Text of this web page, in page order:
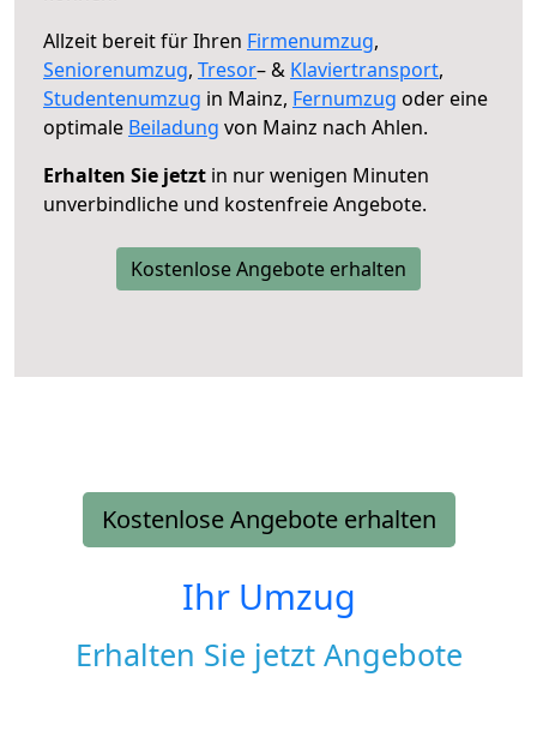
Allzeit bereit für Ihren Firmenumzug,
Seniorenumzug, Tresor– & Klaviertransport,
Studentenumzug in Mainz, Fernumzug oder eine
optimale Beiladung von Mainz nach Ahlen.
Erhalten Sie jetzt in nur wenigen Minuten
unverbindliche und kostenfreie Angebote.
Kostenlose Angebote erhalten
Kostenlose Angebote erhalten
Ihr Umzug
Erhalten Sie jetzt Angebote